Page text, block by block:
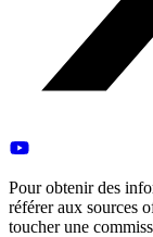
Pour obtenir des
référer aux sources
toucher une